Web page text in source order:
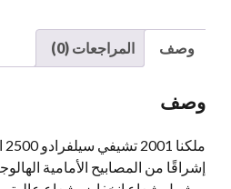
وصف المراجعات (0)
وصف
إشراقًا من المصابيح الأمامية